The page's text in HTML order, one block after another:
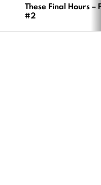
These Final Hours –
#2